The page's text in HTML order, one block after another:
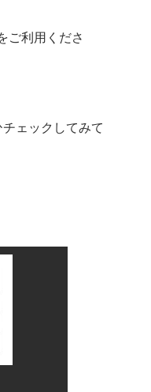
ご利用くださ
ェックしてみて